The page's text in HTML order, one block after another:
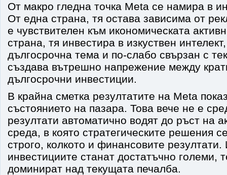
От макро гледна точка Meta се намира в
От една страна, тя остава зависима от
е чувствителен към икономическата
страна, тя инвестира в изкуствен
дългосрочна тема и по-слабо свързан с
създава вътрешно напрежение между
дългосрочни инвестиции.
В крайна сметка резултатите на Meta
състоянието на пазара. Това вече не е
резултати автоматично водят до ръст на
среда, в която стратегическите решения
строго, колкото и финансовите резултати.
инвестициите станат достатъчно големи,
доминират над текущата печалба.